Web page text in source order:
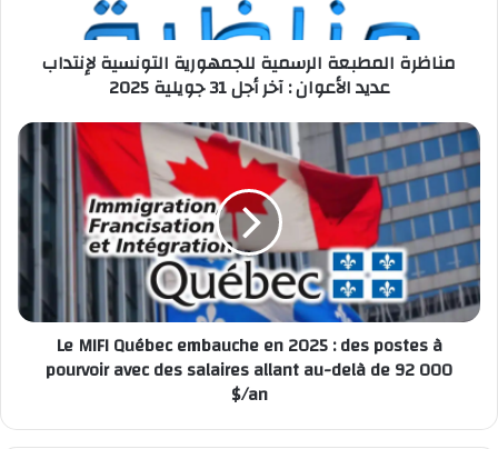
جويلية
2025
مناظرة المطبعة الرسمية للجمهورية التونسية لإنتداب
عديد الأعوان : آخر أجل 31 جويلية 2025
Le
MIFI
Québec
embauche
2025
:
des
postes
pourvoir
salaires
Le MIFI Québec embauche en 2025 : des postes à
pourvoir avec des salaires allant au-delà de 92 000
$/an